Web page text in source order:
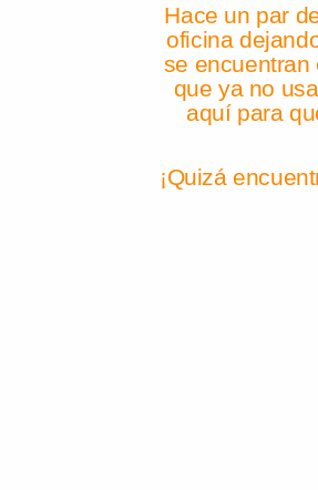
Hace un par
oficina
se encuentran
que ya no
aquí para
¡Quizá